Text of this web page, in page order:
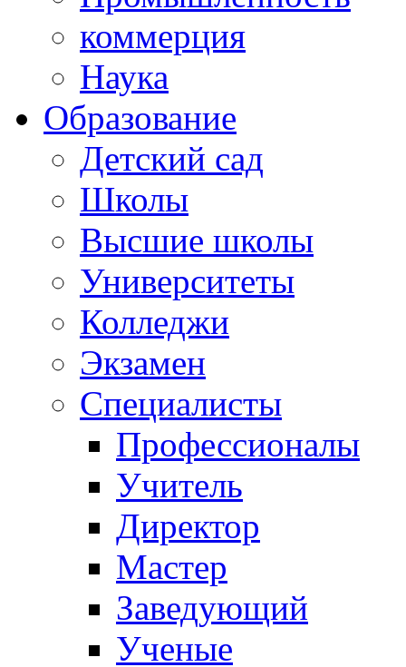
коммерция
Наука
Образование
Детский сад
Школы
Высшие школы
Университеты
Колледжи
Экзамен
Специалисты
Профессионалы
Учитель
Директор
Мастер
Заведующий
Ученые